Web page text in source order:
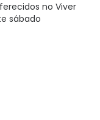
no Viver
sábado